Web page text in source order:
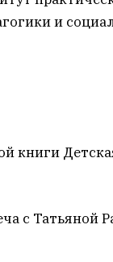
и
книги
с Татьяной